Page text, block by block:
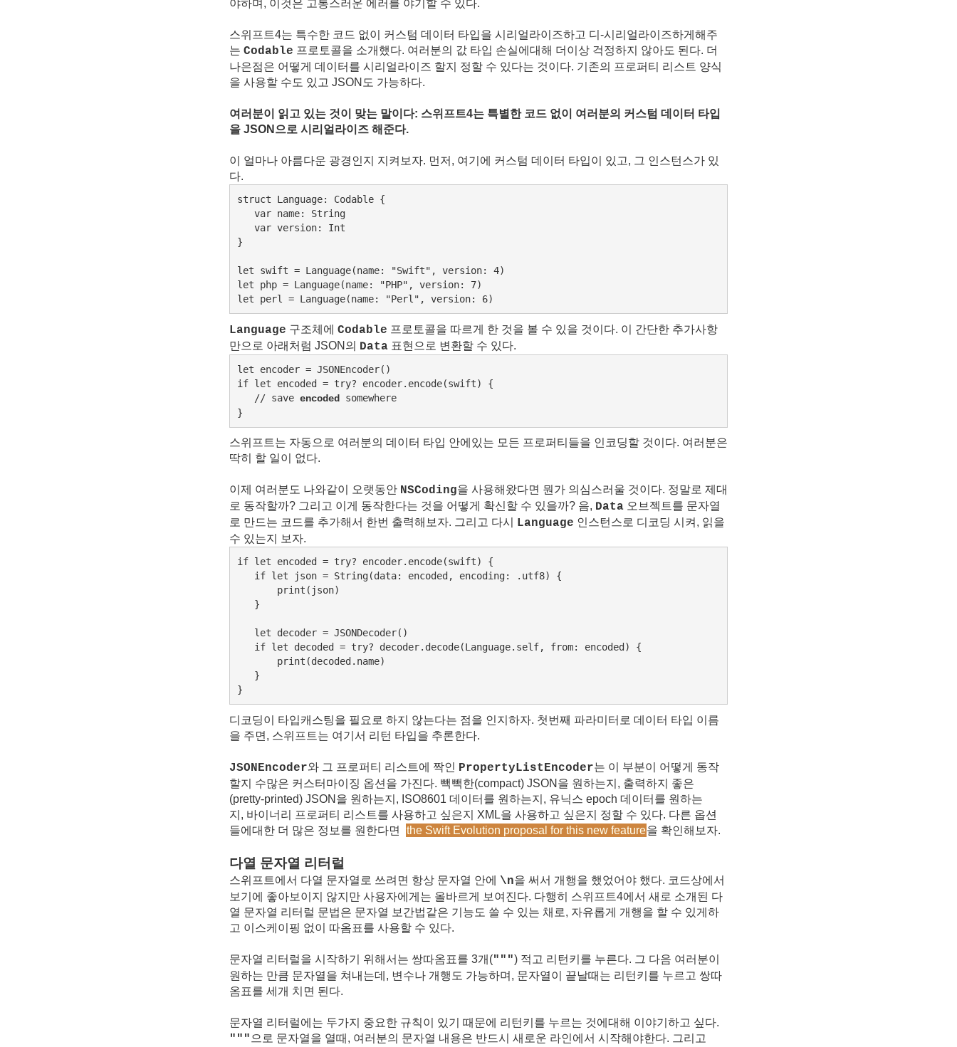
야하며, 이것은 고통스러운 에러를 야기할 수 있다.
스위프트4는 특수한 코드 없이 커스텀 데이터 타입을 시리얼라이즈하고 디-시리얼라이즈하게해주
는 Codable 프로토콜을 소개했다. 여러분의 값 타입 손실에대해 더이상 걱정하지 않아도 된다. 더
나은점은 어떻게 데이터를 시리얼라이즈 할지 정할 수 있다는 것이다. 기존의 프로퍼티 리스트 양식
을 사용할 수도 있고 JSON도 가능하다.
여러분이 읽고 있는 것이 맞는 말이다: 스위프트4는 특별한 코드 없이 여러분의 커스텀 데이터 타입
을 JSON으로 시리얼라이즈 해준다.
이 얼마나 아름다운 광경인지 지켜보자. 먼저, 여기에 커스텀 데이터 타입이 있고, 그 인스턴스가 있
다.
struct Language: Codable {
var name: String
var version: Int
}
let swift = Language(name: "Swift", version: 4)
let php = Language(name: "PHP", version: 7)
let perl = Language(name: "Perl", version: 6)
Language 구조체에 Codable 프로토콜을 따르게 한 것을 볼 수 있을 것이다. 이 간단한 추가사항
만으로 아래처럼 JSON의 Data 표현으로 변환할 수 있다.
let encoder = JSONEncoder()
if let encoded = try? encoder.encode(swift) {
// save encoded somewhere
}
스위프트는 자동으로 여러분의 데이터 타입 안에있는 모든 프로퍼티들을 인코딩할 것이다. 여러분은
딱히 할 일이 없다.
이제 여러분도 나와같이 오랫동안 NSCoding을 사용해왔다면 뭔가 의심스러울 것이다. 정말로 제대
로 동작할까? 그리고 이게 동작한다는 것을 어떻게 확신할 수 있을까? 음, Data 오브젝트를 문자열
로 만드는 코드를 추가해서 한번 출력해보자. 그리고 다시 Language 인스턴스로 디코딩 시켜, 읽을
수 있는지 보자.
if let encoded = try? encoder.encode(swift) {
if let json = String(data: encoded, encoding: .utf8) {
print(json)
}
let decoder = JSONDecoder()
if let decoded = try? decoder.decode(Language.self, from: encoded) {
print(decoded.name)
}
}
디코딩이 타입캐스팅을 필요로 하지 않는다는 점을 인지하자. 첫번째 파라미터로 데이터 타입 이름
을 주면, 스위프트는 여기서 리턴 타입을 추론한다.
JSONEncoder와 그 프로퍼티 리스트에 짝인 PropertyListEncoder는 이 부분이 어떻게 동작
할지 수많은 커스터마이징 옵션을 가진다. 빽빽한(compact) JSON을 원하는지, 출력하지 좋은
(pretty-printed) JSON을 원하는지, ISO8601 데이터를 원하는지, 유닉스 epoch 데이터를 원하는
지, 바이너리 프로퍼티 리스트를 사용하고 싶은지 XML을 사용하고 싶은지 정할 수 있다. 다른 옵션
들에대한 더 많은 정보를 원한다면 the Swift Evolution proposal for this new feature을 확인해보자.
다열 문자열 리터럴
스위프트에서 다열 문자열로 쓰려면 항상 문자열 안에 \n을 써서 개행을 했었어야 했다. 코드상에서
보기에 좋아보이지 않지만 사용자에게는 올바르게 보여진다. 다행히 스위프트4에서 새로 소개된 다
열 문자열 리터럴 문법은 문자열 보간법같은 기능도 쓸 수 있는 채로, 자유롭게 개행을 할 수 있게하
고 이스케이핑 없이 따옴표를 사용할 수 있다.
문자열 리터럴을 시작하기 위해서는 쌍따옴표를 3개(""") 적고 리턴키를 누른다. 그 다음 여러분이
원하는 만큼 문자열을 쳐내는데, 변수나 개행도 가능하며, 문자열이 끝날때는 리턴키를 누르고 쌍따
옴표를 세개 치면 된다.
문자열 리터럴에는 두가지 중요한 규칙이 있기 때문에 리턴키를 누르는 것에대해 이야기하고 싶다.
""" 으로 문자열을 열때, 여러분의 문자열 내용은 반드시 새로운 라인에서 시작해야한다. 그리고